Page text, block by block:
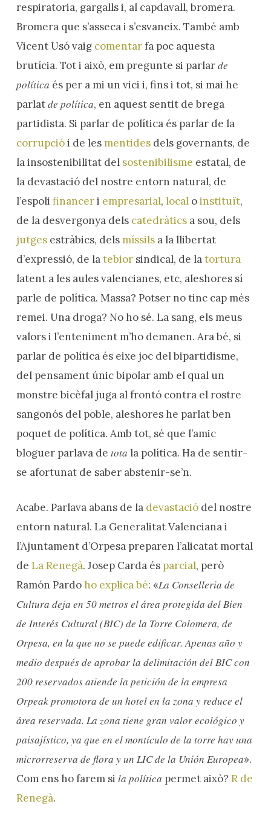
respiratoria, gargalls i, al capdavall, bromera.
Bromera que s’asseca i s’esvaneix. També amb
Vicent Usó vaig comentarfa poc aquesta
brutícia. Tot i això, em pregunte si parlarde
política és per a mi un vici i, fins i tot, si mai he
parlatde política, en aquest sentit de brega
partidista. Si parlar de política és parlar de la
corrupciói de les mentidesdels governants, de
la insostenibilitat del sostenibilisme estatal, de
la devastació del nostre entorn natural, de
l’espoli financeri empresarial, localoinstituït,
de la desvergonya dels catedràticsa sou, dels
jutgesestràbics, dels míssilsa la llibertat
d’expressió, de latebiorsindical, de latortura
latent a les aules valencianes, etc, aleshores sí
parle de política. Massa? Potser no tinc cap més
remei. Una droga? No ho sé. La sang, els meus
valors i l’enteniment m’ho demanen. Ara bé, si
parlar de política és eixe joc del bipartidisme,
del pensament únic bipolar amb el qual un
monstre bicèfal juga al frontó contra el rostre
sangonós del poble, aleshores he parlat ben
poquet de política. Amb tot, sé que l’amic
bloguer parlava de tota la política. Ha de sentir-
se afortunat de saber abstenir-se’n.
Acabe. Parlava abans de la devastaciódel nostre
entorn natural. La Generalitat Valenciana i
l’Ajuntament d’Orpesa preparen l’alicatat mortal
de La Renegà. Josep Carda és parcial, però
Ramón Pardoho explica bé: «La Conselleria de
Cultura deja en 50 metros el área protegida del Bien
de Interés Cultural (BIC) de la Torre Colomera, de
Orpesa, en la que no se puede edificar. Apenas año y
medio después de aprobar la delimitación del BIC con
200 reservados atiende la petición de la empresa
Orpeak promotora de un hotel en la zona y reduce el
área reservada. La zona tiene gran valor ecológico y
paisajístico, ya que en el montículo de la torre hay una
microrreserva de flora y un LIC de la Unión Europea».
Com ens ho farem si la política permet això? R de
Renegà.